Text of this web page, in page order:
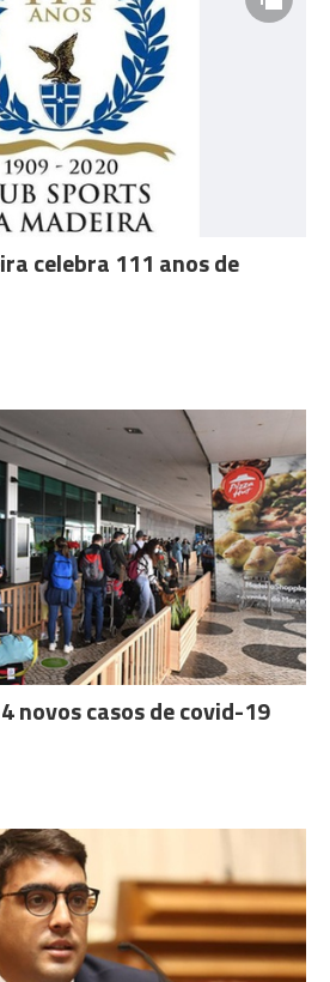
celebra 111 anos de
novos casos de covid-19